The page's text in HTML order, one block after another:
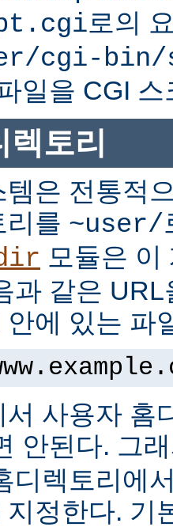
로의
cgi-
일을 CGI
렉토리
템은 전통적
리를 ~user/
모듈은
과 같은
안에 있는 파
서 사용자 홈
안된다. 그
디렉토리에
지정한다. 기